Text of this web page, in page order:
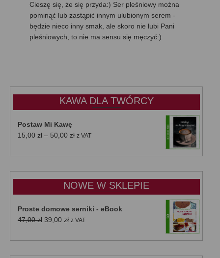
Cieszę się, że się przyda:) Ser pleśniowy można
pominąć lub zastąpić innym ulubionym serem -
będzie nieco inny smak, ale skoro nie lubi Pani
pleśniowych, to nie ma sensu się męczyć:)
KAWA DLA TWÓRCY
Postaw Mi Kawę
15,00 zł – 50,00 złZakres
od
do
50,00 zł
z VAT
NOWE W SKLEPIE
Proste domowe serniki - eBook
47,00zł Pierwotna
wynosiła:
39,00 złAktualna
wynosi:
z VAT